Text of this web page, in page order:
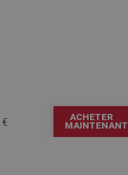
€
ACHETER
MAINTENANT